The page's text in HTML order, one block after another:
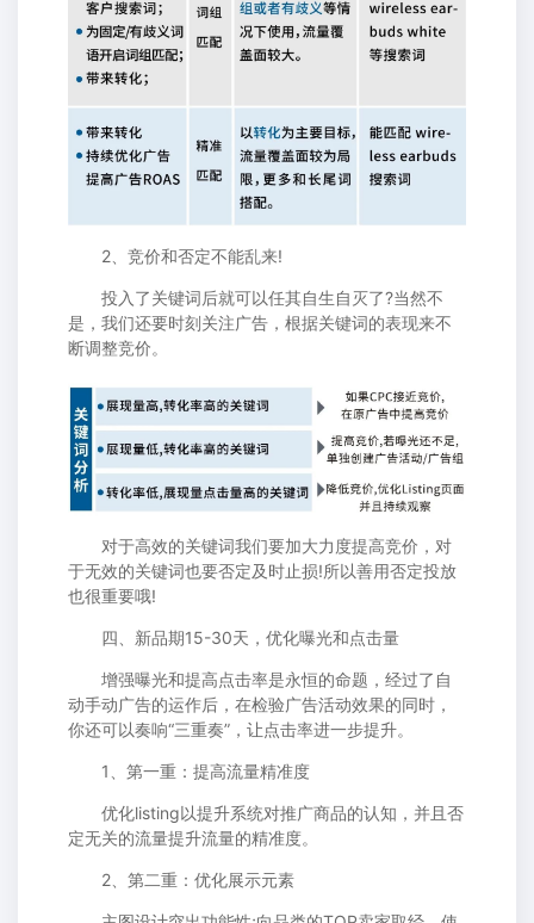
2、竞价和否定不能乱来!
投入了关键词后就可以任其自生自灭了?当然不
是，我们还要时刻关注广告，根据关键词的表现来不
断调整竞价。
对于高效的关键词我们要加大力度提高竞价，对
于无效的关键词也要否定及时止损!所以善用否定投放
也很重要哦!
四、新品期15-30天，优化曝光和点击量
增强曝光和提高点击率是永恒的命题，经过了自
动手动广告的运作后，在检验广告活动效果的同时，
你还可以奏响“三重奏”，让点击率进一步提升。
1、第一重：提高流量精准度
优化listing以提升系统对推广商品的认知，并且否
定无关的流量提升流量的精准度。
2、第二重：优化展示元素